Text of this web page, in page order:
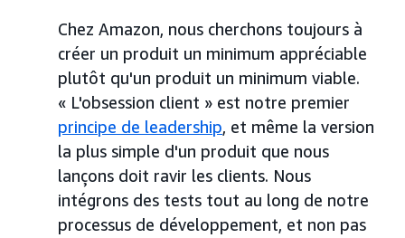
Chez Amazon, nous cherchons toujours à
créer un produit un minimum appréciable
plutôt qu'un produit un minimum viable.
« L'obsession client » est notre premier
principe de leadership, et même la version
la plus simple d'un produit que nous
lançons doit ravir les clients. Nous
intégrons des tests tout au long de notre
processus de développement, et non pas